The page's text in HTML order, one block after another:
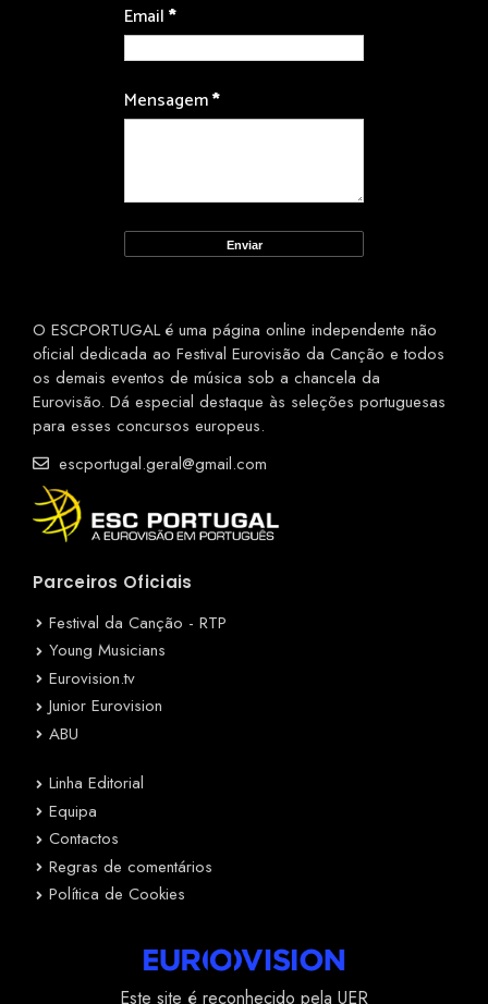
Email*
Mensagem*
O ESCPORTUGAL é uma página online independente não
oficial dedicada ao Festival Eurovisão da Canção e todos
os demais eventos de música sob a chancela da
Eurovisão. Dá especial destaque às seleções portuguesas
para esses concursos europeus.
escportugal.geral@gmail.com
Parceiros Oficiais
Festival da Canção - RTP
Young Musicians
Eurovision.tv
Junior Eurovision
ABU
Linha Editorial
Equipa
Contactos
Regras de comentários
Política de Cookies
Este site é reconhecido pela UER